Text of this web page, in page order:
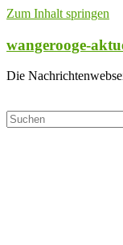
Zum Inhalt springen
wangerooge-
Die